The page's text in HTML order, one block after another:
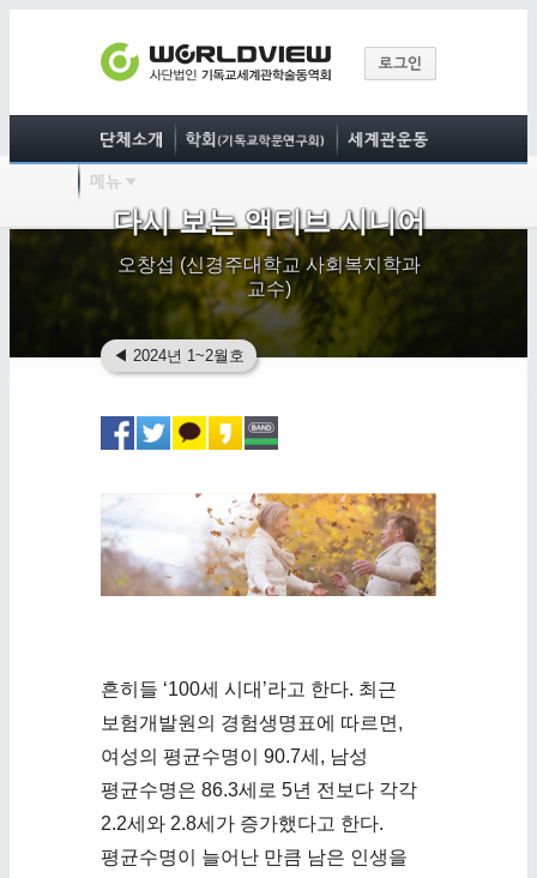
◀ 2024년 1~2월호
다시 보는 액티브 시니어
오창섭 (신경주대학교 사회복지학과
교수)
흔히들 ‘100세 시대’라고 한다. 최근
보험개발원의 경험생명표에 따르면,
여성의 평균수명이 90.7세, 남성
평균수명은 86.3세로 5년 전보다 각각
2.2세와 2.8세가 증가했다고 한다.
평균수명이 늘어난 만큼 남은 인생을